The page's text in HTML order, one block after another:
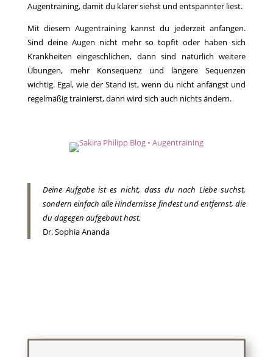
Augentraining, damit du klarer siehst und entspannter liest.
Mit diesem Augentraining kannst du jederzeit anfangen.
Sind deine Augen nicht mehr so topfit oder haben sich
Krankheiten eingeschlichen, dann sind natürlich weitere
Übungen, mehr Konsequenz und längere Sequenzen
wichtig. Egal, wie der Stand ist, wenn du nicht anfängst und
regelmäßig trainierst, dann wird sich auch nichts ändern.
Deine Aufgabe ist es nicht, dass du nach Liebe suchst,
sondern einfach alle Hindernisse findest und entfernst, die
du dagegen aufgebaut hast.
Dr. Sophia Ananda